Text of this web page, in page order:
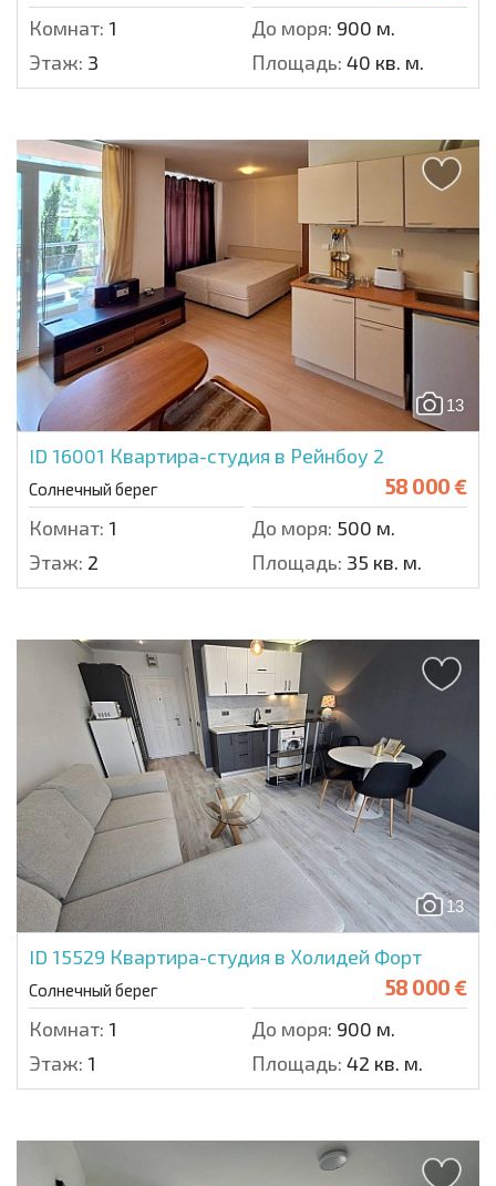
Комнат: 1 До моря: 900 м.
Этаж: 3 Площадь: 40 кв. м.
13
ID 16001 Квартира-студия в Рейнбоу 2
Солнечный берег 58 000 €
Комнат: 1 До моря: 500 м.
Этаж: 2 Площадь: 35 кв. м.
13
ID 15529 Квартира-студия в Холидей Форт
Солнечный берег 58 000 €
Комнат: 1 До моря: 900 м.
Этаж: 1 Площадь: 42 кв. м.